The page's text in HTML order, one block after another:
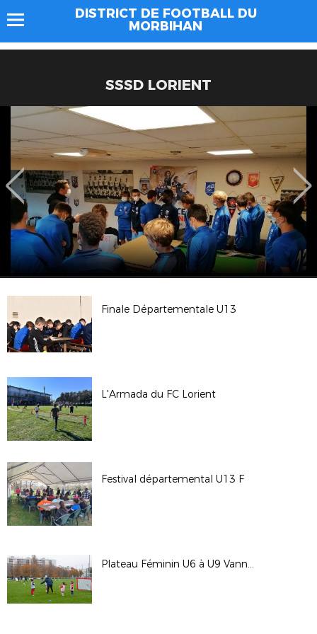
DISTRICT DE FOOTBALL DU
MORBIHAN
SSSD LORIENT
Finale Départementale U13
L'Armada du FC Lorient
Festival départemental U13 F
Plateau Féminin U6 à U9 Vannes